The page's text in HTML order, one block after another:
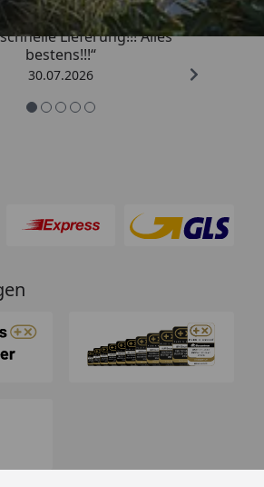
Lieferung!!! Alles
bestens!!!“
30.07.2026